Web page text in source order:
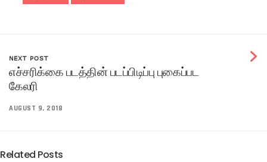
NEXT POST
எச்சரிக்கை படத்தின் படப்பிடிப்பு புகைப்பட
கேலரி
AUGUST 9, 2018
Related Posts